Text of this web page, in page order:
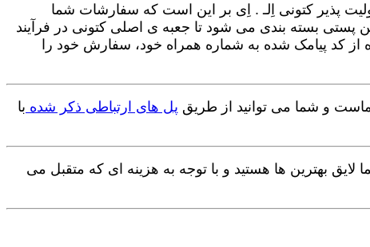
پذیر کتونی اِلـ . اِی بر این است که سفارشات شما
بسته بندی می شود تا جعبه ی اصلی کتونی در فرآیند
کد پیامک شده به شماره همراه خود، سفارش خود را
و شما می توانید از طریق پل های ارتباطی ذکر شده با
بهترین ها هستید و با توجه به هزینه ای که متقبل می